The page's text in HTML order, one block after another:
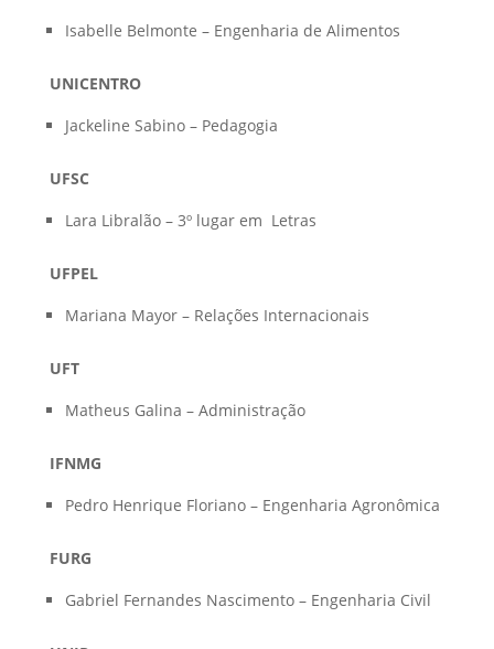
Isabelle Belmonte – Engenharia de Alimentos
UNICENTRO
Jackeline Sabino – Pedagogia
UFSC
Lara Libralão – 3º lugar em Letras
UFPEL
Mariana Mayor – Relações Internacionais
UFT
Matheus Galina – Administração
IFNMG
Pedro Henrique Floriano – Engenharia Agronômica
FURG
Gabriel Fernandes Nascimento – Engenharia Civil